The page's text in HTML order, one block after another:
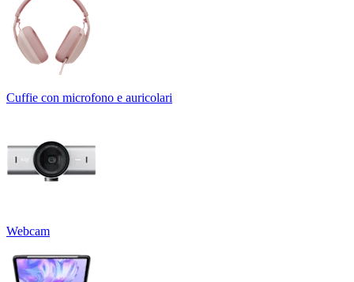
Cuffie con microfono e auricolari
Webcam